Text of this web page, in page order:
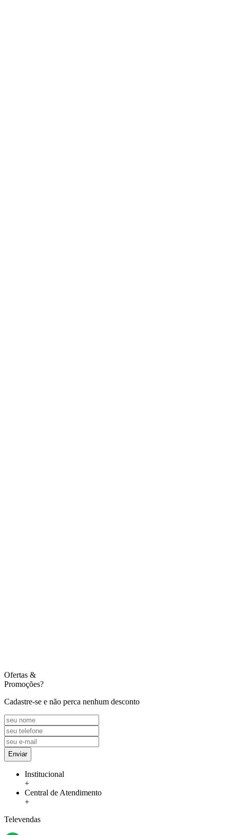
Ofertas &
Promoções?
Cadastre-se e não perca nenhum desconto
Enviar
Institucional
+
Central de Atendimento
+
Televendas